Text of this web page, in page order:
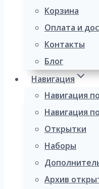
Корзина
Оплата и
Контакты
Блог
Навигация
Навигация
Навигация
Открытки
Наборы
Архив